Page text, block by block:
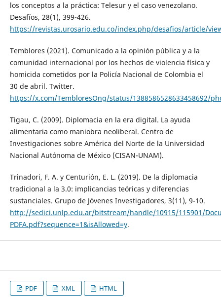
los conceptos a la práctica: Telesur y el caso venezolano.
Desafíos, 28(1), 399-426.
https://revistas.urosario.edu.co/index.php/desafios/article/
Temblores (2021). Comunicado a la opinión pública y a la
comunidad internacional por los hechos de violencia física y
homicida cometidos por la Policía Nacional de Colombia el
30 de abril. Twitter.
https://x.com/TembloresOng/status/1388586528633458692/
Tigau, C. (2009). Diplomacia en la era digital. La ayuda
alimentaria como maniobra neoliberal. Centro de
Investigaciones sobre América del Norte de la Universidad
Nacional Autónoma de México (CISAN-UNAM).
Trinadori, F. A. y Centurión, E. L. (2019). De la diplomacia
tradicional a la 3.0: implicancias teóricas y diferencias
sustanciales. Grupo de Jóvenes Investigadores, 3(11), 9-10.
http://sedici.unlp.edu.ar/bitstream/handle/10915/115901/
PDFA.pdf?sequence=1&isAllowed=y.
PDF XML HTML